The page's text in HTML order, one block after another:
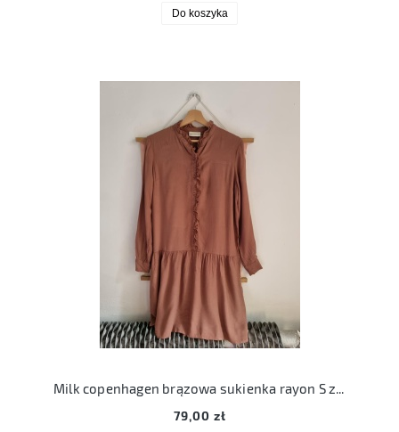
Do koszyka
Milk copenhagen brązowa sukienka rayon S z falbanką
79,00 zł